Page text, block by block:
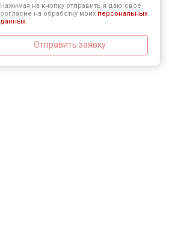
Нажимая на кнопку отправить я даю свое
согласие на обработку моих персональных
данных.
Отправить заявку